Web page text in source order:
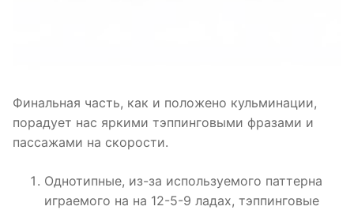
Финальная часть, как и положено кульминации,
порадует нас яркими тэппинговыми фразами и
пассажами на скорости.
Однотипные, из-за используемого паттерна
играемого на на 12-5-9 ладах, тэппинговые